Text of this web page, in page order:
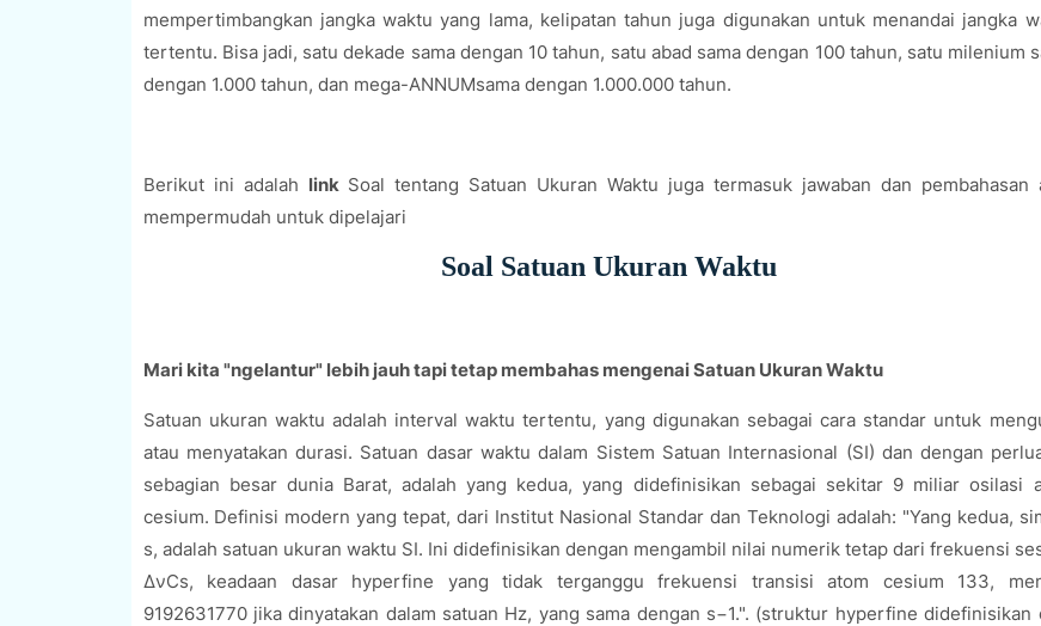
mempertimbangkan jangka waktu yang lama, kelipatan tahun juga digunakan untuk menandai jangka
tertentu. Bisa jadi, satu dekade sama dengan 10 tahun, satu abad sama dengan 100 tahun, satu milenium
dengan 1.000 tahun, dan mega-ANNUMsama dengan 1.000.000 tahun.
Berikut ini adalah link Soal tentang Satuan Ukuran Waktu juga termasuk jawaban dan pembahasan
mempermudah untuk dipelajari
Soal Satuan Ukuran Waktu
Mari kita "ngelantur" lebih jauh tapi tetap membahas mengenai Satuan Ukuran Waktu
Satuan ukuran waktu adalah interval waktu tertentu, yang digunakan sebagai cara standar untuk
atau menyatakan durasi. Satuan dasar waktu dalam Sistem Satuan Internasional (SI) dan dengan
sebagian besar dunia Barat, adalah yang kedua, yang didefinisikan sebagai sekitar 9 miliar osilasi
cesium. Definisi modern yang tepat, dari Institut Nasional Standar dan Teknologi adalah: "Yang kedua,
s, adalah satuan ukuran waktu SI. Ini didefinisikan dengan mengambil nilai numerik tetap dari frekuensi
ΔνCs, keadaan dasar hyperfine yang tidak terganggu frekuensi transisi atom cesium 133,
9192631770 jika dinyatakan dalam satuan Hz, yang sama dengan s−1.". (struktur hyperfine didefinisikan